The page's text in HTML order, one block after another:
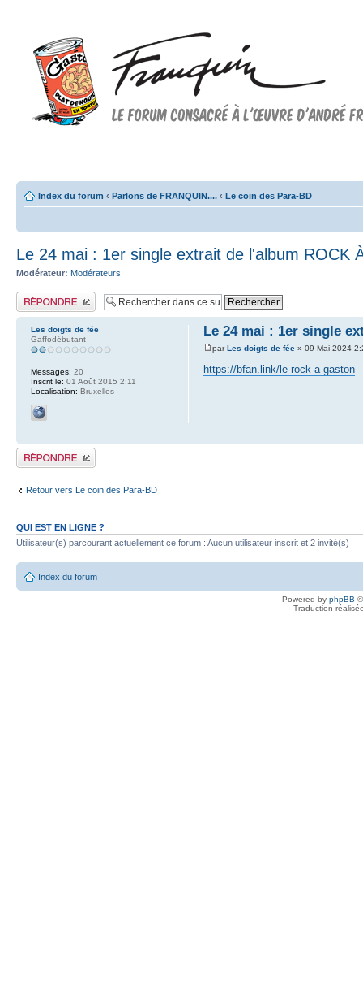
Index du forum ‹ Parlons de FRANQUIN.... ‹ Le coin des Para-BD
Le 24 mai : 1er single extrait de l'album ROCK
Modérateur: Modérateurs
Publier une réponse
Le 24 mai : 1er single
parLes doigts de fée» 09 Mai 2024
https://bfan.link/le-rock-a-gaston
Les doigts de fée
Gaffodébutant
Messages: 20
Inscrit le: 01 Août 2015 2:11
Localisation: Bruxelles
Publier une réponse
Retour vers Le coin des Para-BD
QUI EST EN LIGNE ?
Utilisateur(s) parcourant actuellement ce forum : Aucun utilisateur inscrit et 2 invité(s)
Index du forum
Powered by phpBB
Traduction